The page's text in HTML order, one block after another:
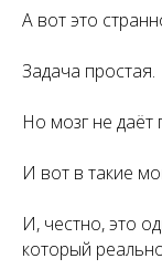
А вот это
Задача простая.
Но мозг не даёт
И вот в такие
И, честно, это
который